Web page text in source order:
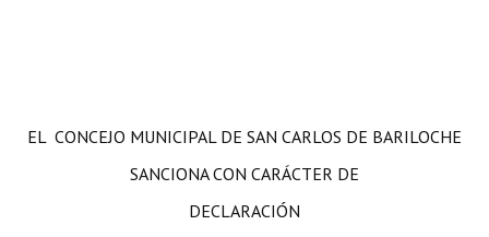
EL CONCEJO MUNICIPAL DE SAN CARLOS DE BARILOCHE
SANCIONA CON CARÁCTER DE
DECLARACIÓN